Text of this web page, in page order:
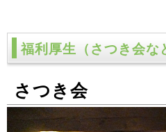
福利厚生（さつき会な
さつき会